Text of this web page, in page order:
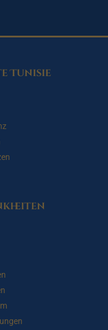
Tunisie